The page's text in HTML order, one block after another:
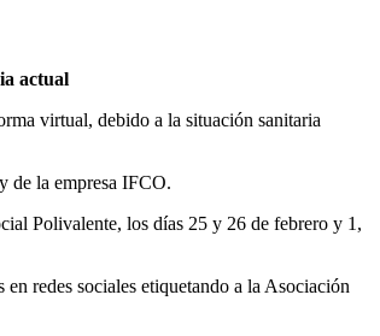
actual
virtual, debido a la situación sanitaria
de la empresa IFCO.
Polivalente, los días 25 y 26 de febrero y 1,
redes sociales etiquetando a la Asociación